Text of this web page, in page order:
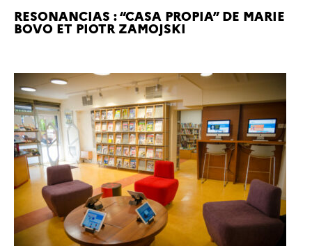
RESONANCIAS : “CASA PROPIA” DE MARIE
BOVO ET PIOTR ZAMOJSKI